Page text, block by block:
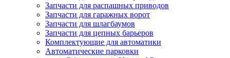
Запчасти для распашных приводов
Запчасти для гаражных ворот
Запчасти для шлагбаумов
Запчасти для цепных барьеров
Комплектующие для автоматики
Автоматические парковки